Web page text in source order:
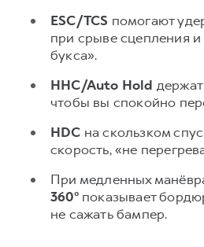
ESC/TCS помогают
при срыве сцепления и
букса».
HHC/Auto Hold
чтобы вы спокойно
HDC на скользком
скорость, «не
При медленных
360°показывает
не сажать бампер.